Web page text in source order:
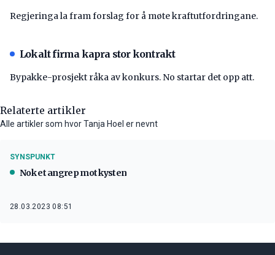
Regjeringa la fram forslag for å møte kraftutfordringane.
Lokalt firma kapra stor kontrakt
Bypakke-prosjekt råka av konkurs. No startar det opp att.
Relaterte artikler
Alle artikler som hvor Tanja Hoel er nevnt
SYNSPUNKT
Nok et angrep mot kysten
28.03.2023 08:51